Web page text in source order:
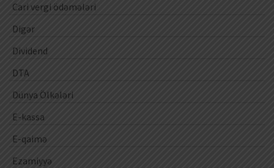
Cari vergi ödəmələri
Digər
Dividend
DTA
Dünya Ölkələri
E-kassa
E-qaimə
Ezamiyyə